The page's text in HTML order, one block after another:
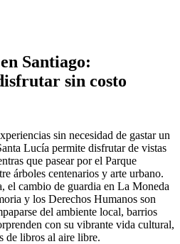
Santiago:
sin costo
sin necesidad de gastar un
Lucía permite disfrutar de vistas
que pasear por el Parque
árboles centenarios y arte urbano.
el cambio de guardia en La Moneda
y los Derechos Humanos son
del ambiente local, barrios
con su vibrante vida cultural,
de libros al aire libre.